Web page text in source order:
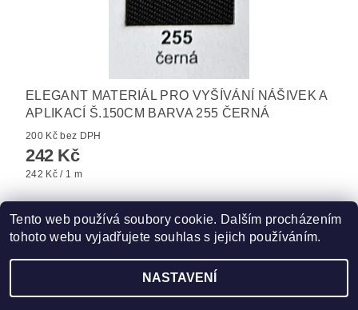
ELEGANT MATERIÁL PRO VYŠÍVÁNÍ NÁŠIVEK A
APLIKACÍ Š.150CM BARVA 255 ČERNÁ
200 Kč bez DPH
242 Kč
242 Kč / 1 m
Zboží.cz | Heureka.cz | Hot-fix.cz | Crystalstyle.cz
2026 ©Vysivaci.cz, všechna práva vyhrazena
Tento web používá soubory cookie. Dalším procházením
tohoto webu vyjadřujete souhlas s jejich používáním.
NASTAVENÍ